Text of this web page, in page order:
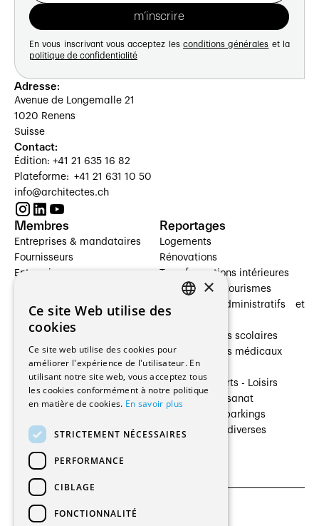
En vous inscrivant vous acceptez les conditions générales et la
politique de confidentialité
Adresse:
Avenue de Longemalle 21
1020 Renens
Suisse
Contact:
Édition: +41 21 635 16 82
Plateforme: +41 21 631 10 50
info@architectes.ch
Membres
Entreprises & mandataires
Fournisseurs
Entreprises
Architectes paysagistes
Architectes d'intérieur
Entreprises générales
Ingénieurs et mandataires
Fabricants / Fournisseurs
Régies immobilières
Gestion PPE
Reportages
Logements
Rénovations
Transformations intérieures
Hôtelleries et tourismes
Bâtiments administratifs et
Établissements scolaires
Établissements médicaux
Villas
Cultures - Sports - Loisirs
Industrie - Artisanat
Transports et parkings
Constructions diverses
CGU et Politique de confidentialités
×
Ce site Web utilise des
cookies
Ce site web utilise des cookies pour
améliorer l'expérience de l'utilisateur. En
utilisant notre site web, vous acceptez tous
les cookies conformément à notre politique
en matière de cookies. En savoir plus
STRICTEMENT NÉCESSAIRES
PERFORMANCE
CIBLAGE
FONCTIONNALITÉ